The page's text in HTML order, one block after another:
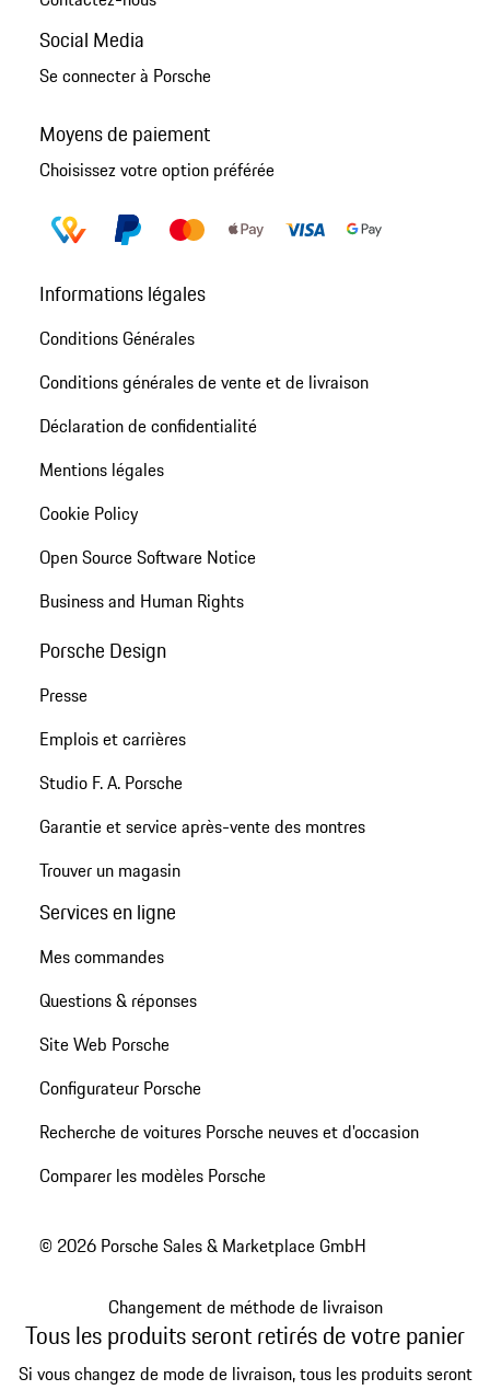
Social Media
Se connecter à Porsche
Moyens de paiement
Choisissez votre option préférée
Informations légales
Conditions Générales
Conditions générales de vente et de livraison
Déclaration de confidentialité
Mentions légales
Cookie Policy
Open Source Software Notice
Business and Human Rights
Porsche Design
Presse
Emplois et carrières
Studio F. A. Porsche
Garantie et service après-vente des montres
Trouver un magasin
Services en ligne
Mes commandes
Questions & réponses
Site Web Porsche
Configurateur Porsche
Recherche de voitures Porsche neuves et d'occasion
Comparer les modèles Porsche
© 2026 Porsche Sales & Marketplace GmbH
Changement de méthode de livraison
Tous les produits seront retirés de votre panier
Si vous changez de mode de livraison, tous les produits seront